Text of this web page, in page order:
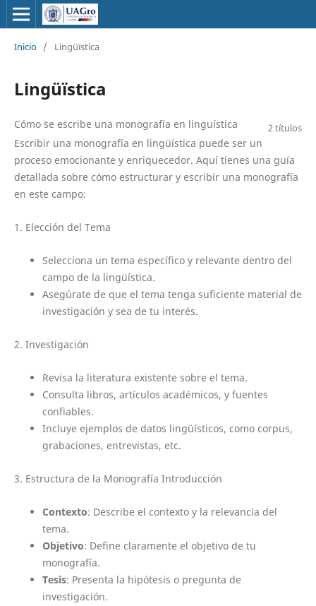
Inicio / Lingüïstica
Lingüïstica
2 títulos
Cómo se escribe una monografía en linguística
Escribir una monografía en lingüística puede ser un
proceso emocionante y enriquecedor. Aquí tienes una guía
detallada sobre cómo estructurar y escribir una monografía
en este campo:
1. Elección del Tema
Selecciona un tema específico y relevante dentro del
campo de la lingüística.
Asegúrate de que el tema tenga suficiente material de
investigación y sea de tu interés.
2. Investigación
Revisa la literatura existente sobre el tema.
Consulta libros, artículos académicos, y fuentes
confiables.
Incluye ejemplos de datos lingüísticos, como corpus,
grabaciones, entrevistas, etc.
3. Estructura de la Monografía Introducción
Contexto: Describe el contexto y la relevancia del
tema.
Objetivo: Define claramente el objetivo de tu
monografía.
Tesis: Presenta la hipótesis o pregunta de
investigación.